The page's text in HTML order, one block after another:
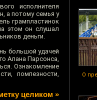
О
исполнителя
а потому семья у
грампластинок
этом он слушал
деньги.
большой удачей
Алана Парсонса,
Ознакомление
помпезности,
целиком »